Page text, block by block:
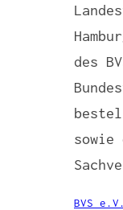
des
BVS e.V.